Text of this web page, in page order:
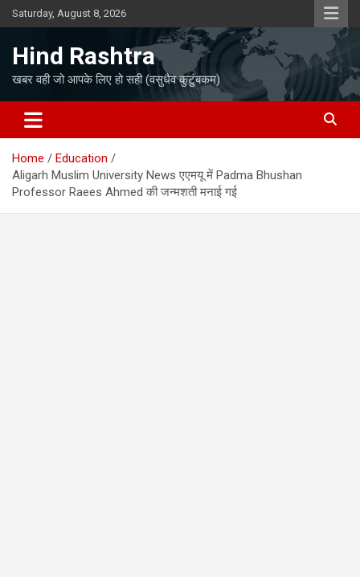
Skip
to
Saturday, August 8, 2026
Hind Rashtra
खबर वही जो आपके लिए हो सही (वसुधैव कुटुंबकम)
Home
Education
Aligarh Muslim University News एएमयू में Padma Bhushan
Professor Raees Ahmed की जन्मशती मनाई गई